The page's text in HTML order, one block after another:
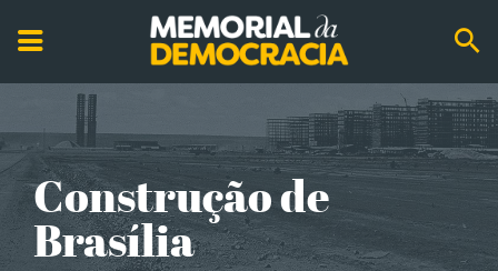
Construção de
Brasília